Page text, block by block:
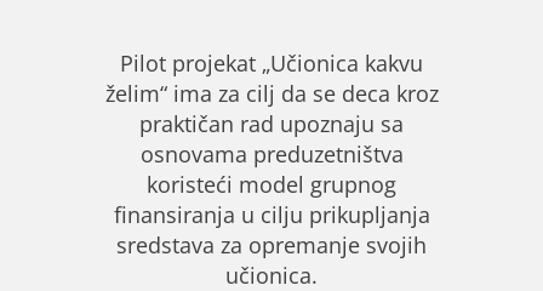
Pilot projekat „Učionica kakvu
želim“ ima za cilj da se deca kroz
praktičan rad upoznaju sa
osnovama preduzetništva
koristeći model grupnog
finansiranja u cilju prikupljanja
sredstava za opremanje svojih
učionica.